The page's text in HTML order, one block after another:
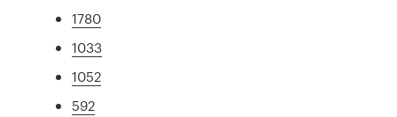
1780
1033
1052
592